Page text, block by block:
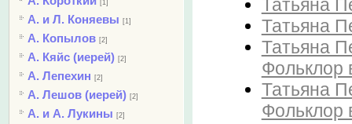
[1]
А. и Л. Коняевы [1]
А. Копылов [2]
А. Кяйс (иерей) [2]
А. Лепехин [2]
А. Лешов (иерей) [2]
А. и А. Лукины [2]
Татьяна
Татьяна
Татьяна
Фольклор
Татьяна
Фольклор